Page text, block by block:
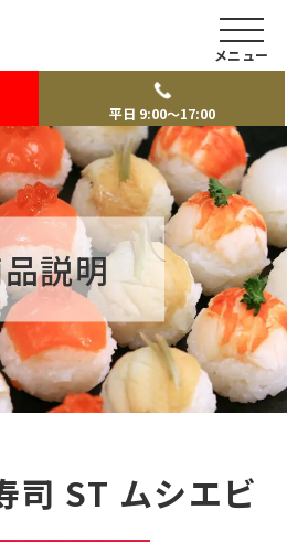
平日 9:00～17:00
メニュー
説明
司 ST ムシエビ